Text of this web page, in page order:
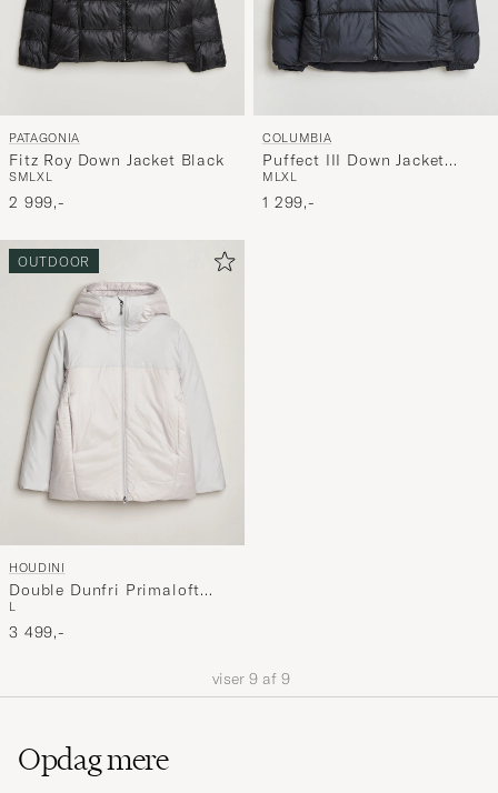
PATAGONIA
Fitz Roy Down Jacket Black
SMLXL
2 999,-
COLUMBIA
Puffect III Down Jacket
Black
M LXL
1 299,-
OUTDOOR
HOUDINI
Double Dunfri Primaloft
Padded Jacket A Touch of
Grey
L
3 499,-
viser 9 af 9
Opdag mere